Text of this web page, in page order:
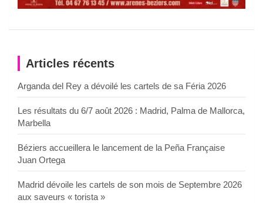
Articles récents
Arganda del Rey a dévoilé les cartels de sa Féria 2026
Les résultats du 6/7 août 2026 : Madrid, Palma de Mallorca,
Marbella
Béziers accueillera le lancement de la Peña Française
Juan Ortega
Madrid dévoile les cartels de son mois de Septembre 2026
aux saveurs « torista »